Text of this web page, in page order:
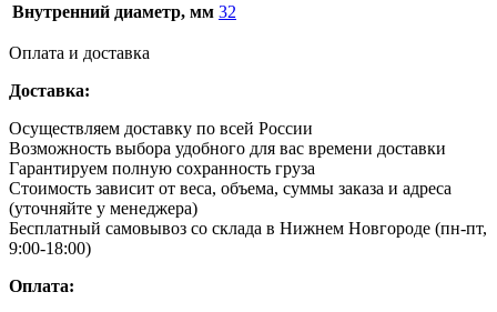
Внутренний диаметр, мм 32
Оплата и доставка
Доставка:
Осуществляем доставку по всей России
Возможность выбора удобного для вас времени доставки
Гарантируем полную сохранность груза
Стоимость зависит от веса, объема, суммы заказа и адреса
(уточняйте у менеджера)
Бесплатный самовывоз со склада в Нижнем Новгороде (пн-пт,
9:00-18:00)
Оплата: